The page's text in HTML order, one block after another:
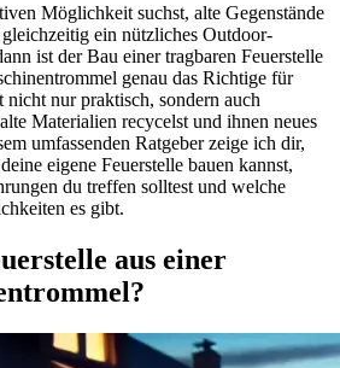
Möglichkeit suchst, alte Gegenstände
ein nützliches Outdoor-
ist der Bau einer tragbaren Feuerstelle
genau das Richtige für
nicht nur praktisch, sondern auch
Materialien recycelst und ihnen neues
umfassenden Ratgeber zeige ich dir,
eigene Feuerstelle bauen kannst,
du treffen solltest und welche
es gibt.
aus einer